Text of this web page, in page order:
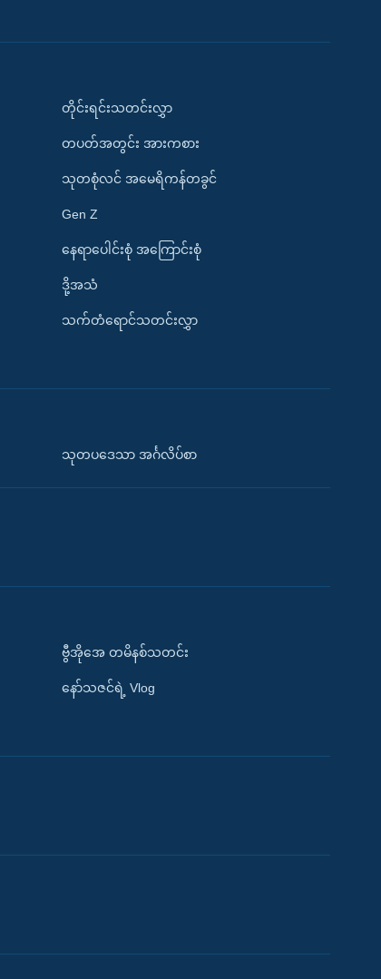
တိုင်းရင်းသတင်းလွှာ
တပတ်အတွင်း အားကစား
သုတစုံလင် အမေရိကန်တခွင်
Gen Z
နေရာပေါင်းစုံ အကြောင်းစုံ
ဒို့အသံ
သက်တံရောင်သတင်းလွှာ
သုတပဒေသာ အင်္ဂလိပ်စာ
ဗွီအိုအေ တမိနစ်သတင်း
နော်သဇင်ရဲ့ Vlog